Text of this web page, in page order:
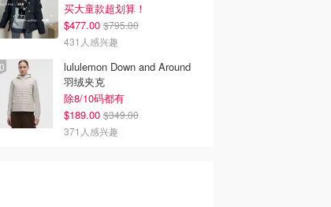
买大童款超划算！
$477.00 $795.00
431人感兴趣
lululemon Down and Around
羽绒夹克
除8/10码都有
$189.00 $349.00
371人感兴趣